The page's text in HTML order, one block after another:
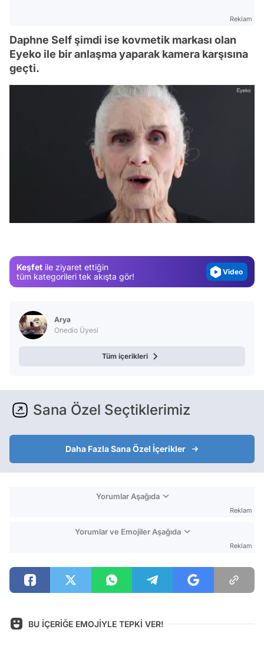
Reklam
Daphne Self şimdi ise kovmetik markası olan
Eyeko ile bir anlaşma yaparak kamera karşısına
geçti.
Keşfet ile ziyaret ettiğin
tüm kategorileri tek akışta gör!
Video
Arya
Onedio Üyesi
Tüm içerikleri
Sana Özel Seçtiklerimiz
Daha Fazla Sana Özel İçerikler
Yorumlar Aşağıda
Reklam
Yorumlar ve Emojiler Aşağıda
Reklam
BU İÇERİĞE EMOJİYLE TEPKİ VER!